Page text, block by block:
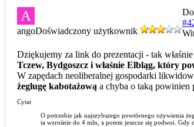
A
angoDoświadczony użytkownik
Dziękujemy za link do prezentacji - tak
Tczew, Bydgoszcz i właśnie Elbląg, który
W zapędach neoliberalnej gospodarki
żeglugę kabotażową a chyba o taką
Cytat
O potrzebie jak najszybszego powtórnego ożywienia
ta wzrośnie do 4 mln, a potem jeszcze się podwoi.